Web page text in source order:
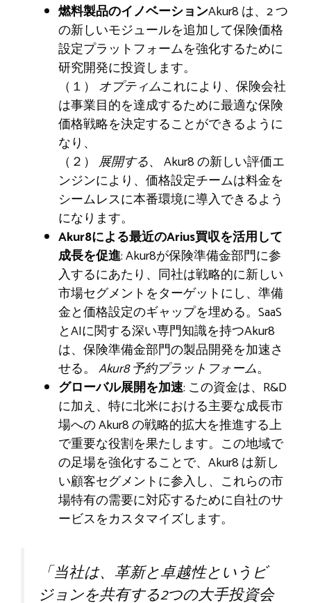
燃料製品のイノベーションAkur8 は、2 つ
の新しいモジュールを追加して保険価格
設定プラットフォームを強化するために
研究開発に投資します。
（１） オプティムこれにより、保険会社
は事業目的を達成するために最適な保険
価格戦略を決定することができるように
なり、
（２） 展開する、 Akur8 の新しい評価エ
ンジンにより、価格設定チームは料金を
シームレスに本番環境に導入できるよう
になります。
Akur8による最近のArius買収を活用して
成長を促進: Akur8が保険準備金部門に参
入するにあたり、同社は戦略的に新しい
市場セグメントをターゲットにし、準備
金と価格設定のギャップを埋める。SaaS
とAIに関する深い専門知識を持つAkur8
は、保険準備金部門の製品開発を加速さ
せる。 Akur8 予約プラットフォーム。
グローバル展開を加速: この資金は、R&D
に加え、特に北米における主要な成長市
場への Akur8 の戦略的拡大を推進する上
で重要な役割を果たします。この地域で
の足場を強化することで、Akur8 は新し
い顧客セグメントに参入し、これらの市
場特有の需要に対応するために自社のサ
ービスをカスタマイズします。
「当社は、革新と卓越性というビ
ジョンを共有する2つの大手投資会